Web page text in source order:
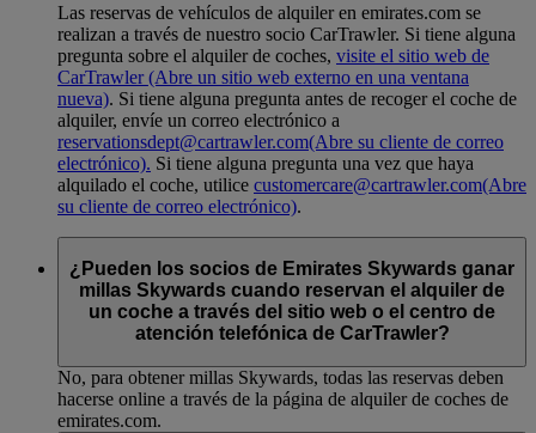
Las reservas de vehículos de alquiler en emirates.com se
realizan a través de nuestro socio CarTrawler. Si tiene alguna
pregunta sobre el alquiler de coches, visite el sitio web de
CarTrawler(Abre un sitio web externo en una ventana
nueva). Si tiene alguna pregunta antes de recoger el coche de
alquiler, envíe un correo electrónico a
reservationsdept@cartrawler.com(Abre su cliente de correo
electrónico). Si tiene alguna pregunta una vez que haya
alquilado el coche, utilice customercare@cartrawler.com(Abre
su cliente de correo electrónico).
¿Pueden los socios de Emirates Skywards ganar
millas Skywards cuando reservan el alquiler de
un coche a través del sitio web o el centro de
atención telefónica de CarTrawler?
No, para obtener millas Skywards, todas las reservas deben
hacerse online a través de la página de alquiler de coches de
emirates.com.